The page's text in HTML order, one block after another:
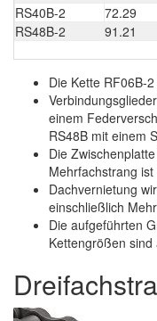
RS40B-2
72.29
RS48B-2
91.21
Die Kette RF06B-
einem
RS48B mit einem
Die
Mehrfachstrang
Dachvernietung
einschließlich
Die aufgeführten
Kettengrößen